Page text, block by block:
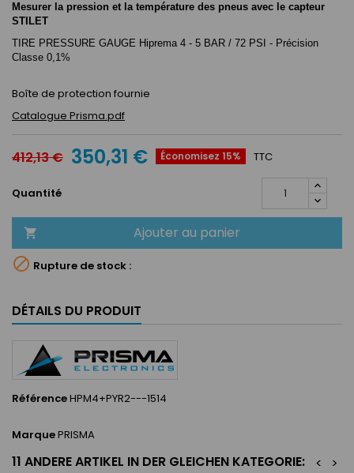
Mesurer la pression et la température des pneus avec le capteur
STILET
TIRE PRESSURE GAUGE Hiprema 4 - 5 BAR / 72 PSI - Précision
Classe 0,1%
Boîte de protection fournie
Catalogue Prisma.pdf
412,13 € 350,31 € Économisez 15% TTC
Quantité
 Ajouter au panier
 Rupture de stock :
DÉTAILS DU PRODUIT
RéférenceHPM4+PYR2---1514
MarquePRISMA
11 ANDERE ARTIKEL IN DER GLEICHEN KATEGORIE: >
<